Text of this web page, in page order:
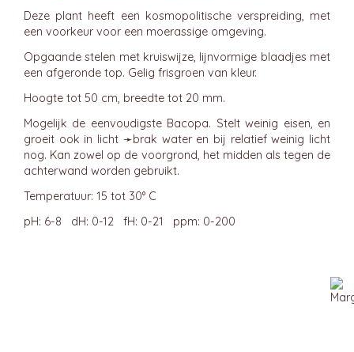
Deze plant heeft een kosmopolitische verspreiding, met
een voorkeur voor een moerassige omgeving.
Opgaande stelen met kruiswijze, lijnvormige blaadjes met
een afgeronde top. Gelig frisgroen van kleur.
Hoogte tot 50 cm, breedte tot 20 mm.
Mogelijk de eenvoudigste Bacopa. Stelt weinig eisen, en
groeit ook in licht ➛brak water en bij relatief weinig licht
nog. Kan zowel op de voorgrond, het midden als tegen de
achterwand worden gebruikt.
Temperatuur: 15 tot 30° C
pH: 6-8 dH: 0-12 fH: 0-21 ppm: 0-200